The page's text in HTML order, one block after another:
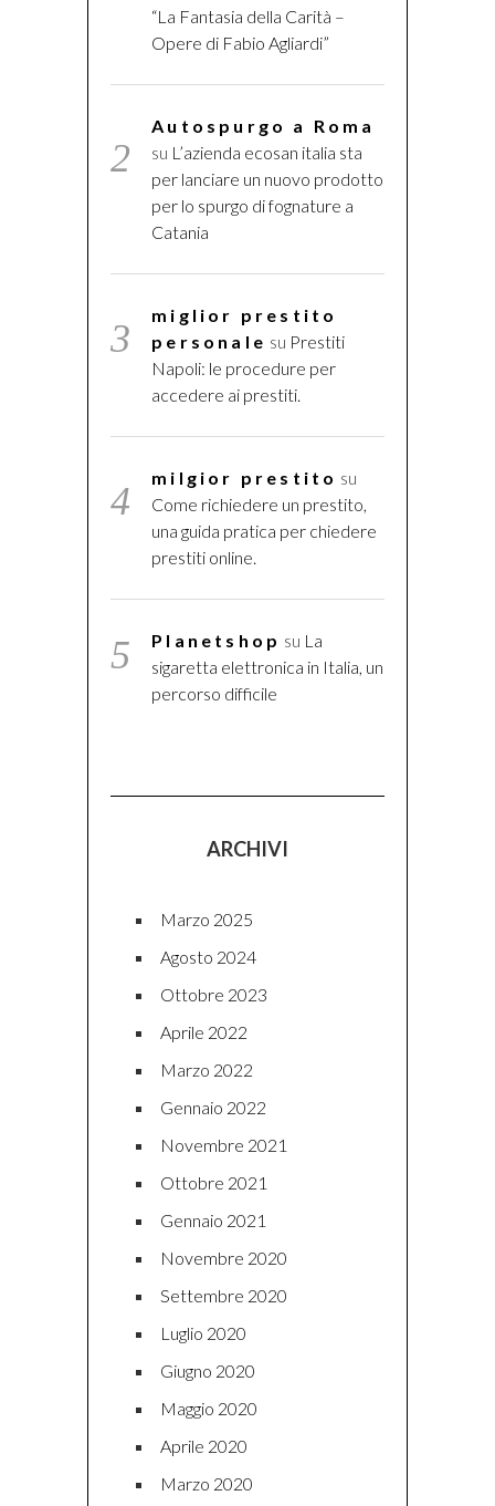
“La Fantasia della Carità –
Opere di Fabio Agliardi”
Autospurgo a Roma
su L’azienda ecosan italia sta
per lanciare un nuovo prodotto
per lo spurgo di fognature a
Catania
miglior prestito
personale su Prestiti
Napoli: le procedure per
accedere ai prestiti.
milgior prestito su
Come richiedere un prestito,
una guida pratica per chiedere
prestiti online.
Planetshop su La
sigaretta elettronica in Italia, un
percorso difficile
ARCHIVI
Marzo 2025
Agosto 2024
Ottobre 2023
Aprile 2022
Marzo 2022
Gennaio 2022
Novembre 2021
Ottobre 2021
Gennaio 2021
Novembre 2020
Settembre 2020
Luglio 2020
Giugno 2020
Maggio 2020
Aprile 2020
Marzo 2020